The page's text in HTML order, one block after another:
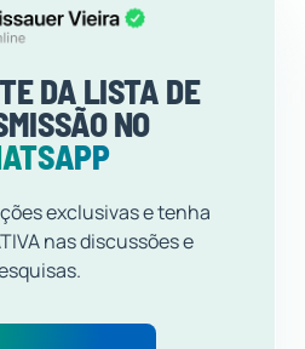
DA LISTA DE
NO
exclusivas e tenha
nas discussões e